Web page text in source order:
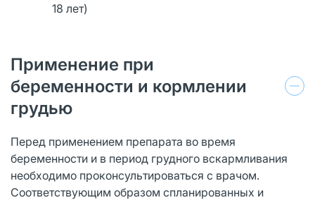
18 лет)
Применение при
беременности и кормлении
грудью
Перед применением препарата во время
беременности и в период грудного вскармливания
необходимо проконсультироваться с врачом.
Соответствующим образом спланированных и